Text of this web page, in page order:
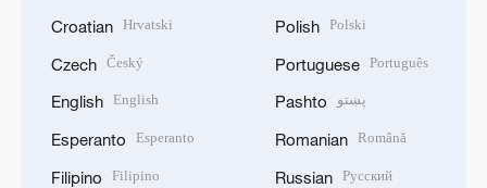
Croatian Hrvatski
Czech Český
English English
Esperanto Esperanto
Filipino Filipino
Polish Polski
Portuguese Português
Pashto پښتو
Romanian Română
Russian Русский